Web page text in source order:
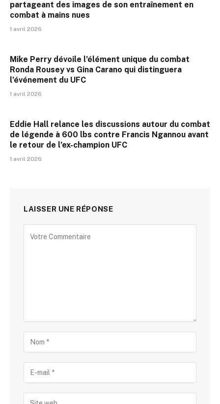
partageant des images de son entraînement en
combat à mains nues
1 avril 2026
Mike Perry dévoile l’élément unique du combat
Ronda Rousey vs Gina Carano qui distinguera
l’événement du UFC
1 avril 2026
Eddie Hall relance les discussions autour du combat
de légende à 600 lbs contre Francis Ngannou avant
le retour de l’ex-champion UFC
1 avril 2026
LAISSER UNE RÉPONSE